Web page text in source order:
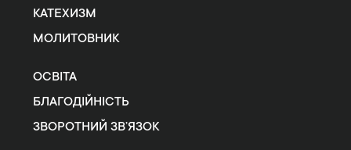
КАТЕХИЗМ
МОЛИТОВНИК
ОСВІТА
БЛАГОДІЙНІСТЬ
ЗВОРОТНИЙ ЗВ’ЯЗОК